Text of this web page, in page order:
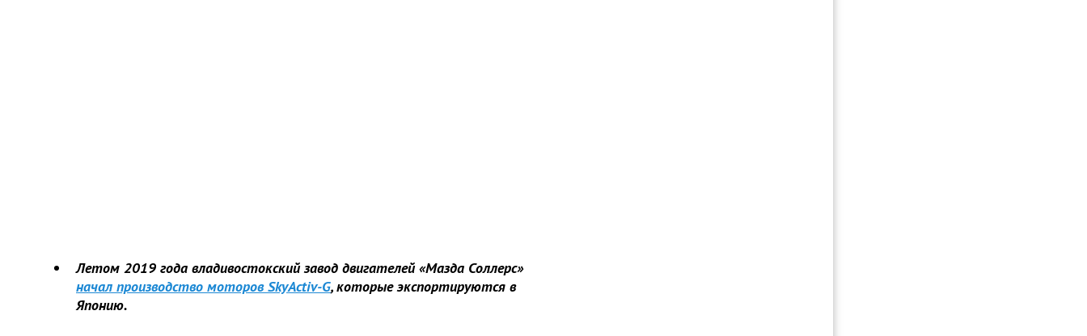
Летом 2019 года владивостокский завод двигателей «Мазда Соллерс»
начал производство моторов SkyActiv-G, которые экспортируются в
Японию.